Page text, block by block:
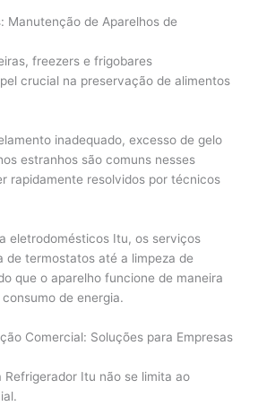
Manutenção de Aparelhos de
freezers e frigobares
crucial na preservação de alimentos
inadequado, excesso de gelo
estranhos são comuns nesses
rapidamente resolvidos por técnicos
eletrodomésticos Itu, os serviços
de termostatos até a limpeza de
que o aparelho funcione de maneira
de energia.
Comercial: Soluções para Empresas
Refrigerador Itu não se limita ao